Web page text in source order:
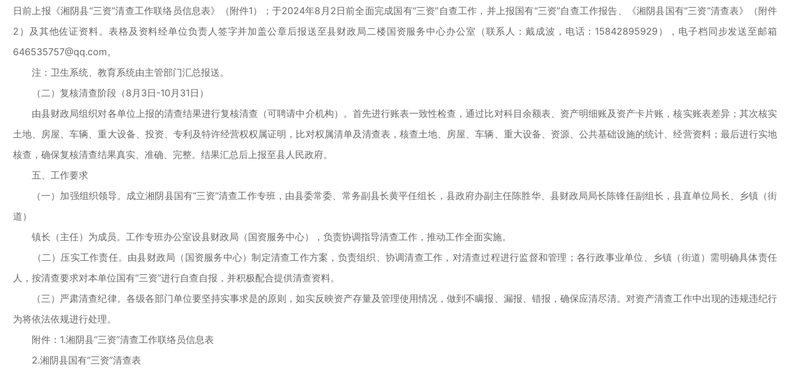
日前上报《湘阴县“三资”清查工作联络员信息表》（附件1）；于2024年8月2日前全面完成国有“三资”自查工作，并上报国有“三资”自查工作报告、《湘阴县国有“三资”清查表》（附件
2）及其他佐证资料。表格及资料经单位负责人签字并加盖公章后报送至县财政局二楼国资服务中心办公室（联系人：戴成波，电话：15842895929），电子档同步发送至邮箱
646535757@qq.com。
注：卫生系统、教育系统由主管部门汇总报送。
（二）复核清查阶段（8月3日-10月31日）
由县财政局组织对各单位上报的清查结果进行复核清查（可聘请中介机构）。首先进行账表一致性检查，通过比对科目余额表、资产明细账及资产卡片账，核实账表差异；其次核实
土地、房屋、车辆、重大设备、投资、专利及特许经营权权属证明，比对权属清单及清查表，核查土地、房屋、车辆、重大设备、资源、公共基础设施的统计、经营资料；最后进行实地
核查，确保复核清查结果真实、准确、完整。结果汇总后上报至县人民政府。
五、工作要求
（一）加强组织领导。成立湘阴县国有“三资”清查工作专班，由县委常委、常务副县长黄平任组长，县政府办副主任陈胜华、县财政局局长陈锋任副组长，县直单位局长、乡镇（街
道）
镇长（主任）为成员。工作专班办公室设县财政局（国资服务中心），负责协调指导清查工作，推动工作全面实施。
（二）压实工作责任。由县财政局（国资服务中心）制定清查工作方案，负责组织、协调清查工作，对清查过程进行监督和管理；各行政事业单位、乡镇（街道）需明确具体责任
人，按清查要求对本单位国有“三资”进行自查自报，并积极配合提供清查资料。
（三）严肃清查纪律。各级各部门单位要坚持实事求是的原则，如实反映资产存量及管理使用情况，做到不瞒报、漏报、错报，确保应清尽清。对资产清查工作中出现的违规违纪行
为将依法依规进行处理。
附件：1.湘阴县“三资”清查工作联络员信息表
2.湘阴县国有“三资”清查表